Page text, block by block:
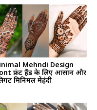
Mehndi Design
फ्रंट हैंड के लिए आसान और
मिनिमल मेहंदी